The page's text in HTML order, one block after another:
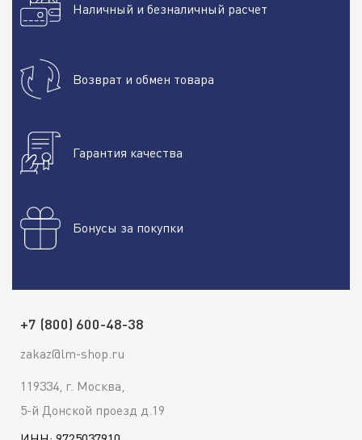
Наличный и безналичный расчет
Возврат и обмен товара
Гарантия качества
Бонусы за покупки
+7 (800) 600-48-38
zakaz@lm-shop.ru
119334, г. Москва,
5-й Донской проезд д.19